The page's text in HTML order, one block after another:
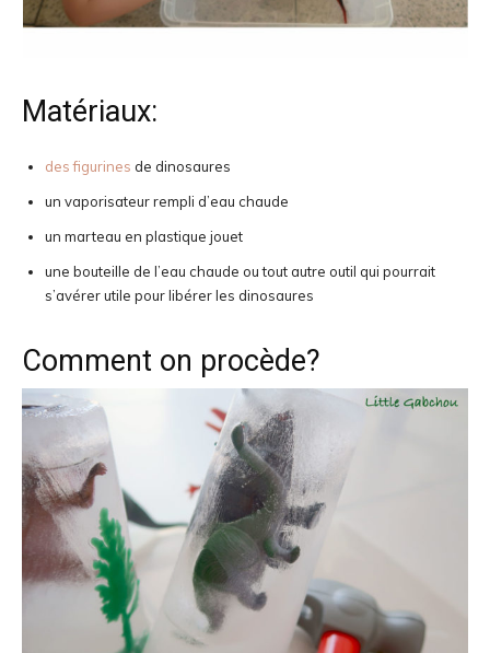
Matériaux:
des figurines de dinosaures
un vaporisateur rempli d’eau chaude
un marteau en plastique jouet
une bouteille de l’eau chaude ou tout autre outil qui pourrait
s’avérer utile pour libérer les dinosaures
Comment on procède?